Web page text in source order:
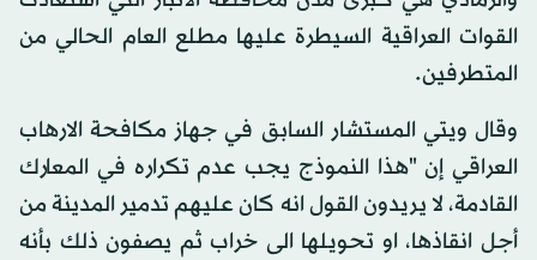
القوات العراقية السيطرة عليها مطلع العام الحالي من
المتطرفين.
وقال ويتي المستشار السابق في جهاز مكافحة الارهاب
العراقي إن "هذا النموذج يجب عدم تكراره في المعارك
القادمة، لا يريدون القول انه كان عليهم تدمير المدينة من
أجل انقاذها، او تحويلها الى خراب ثم يصفون ذلك بأنه